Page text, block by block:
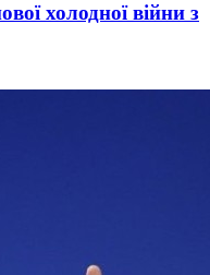
холодної війни з